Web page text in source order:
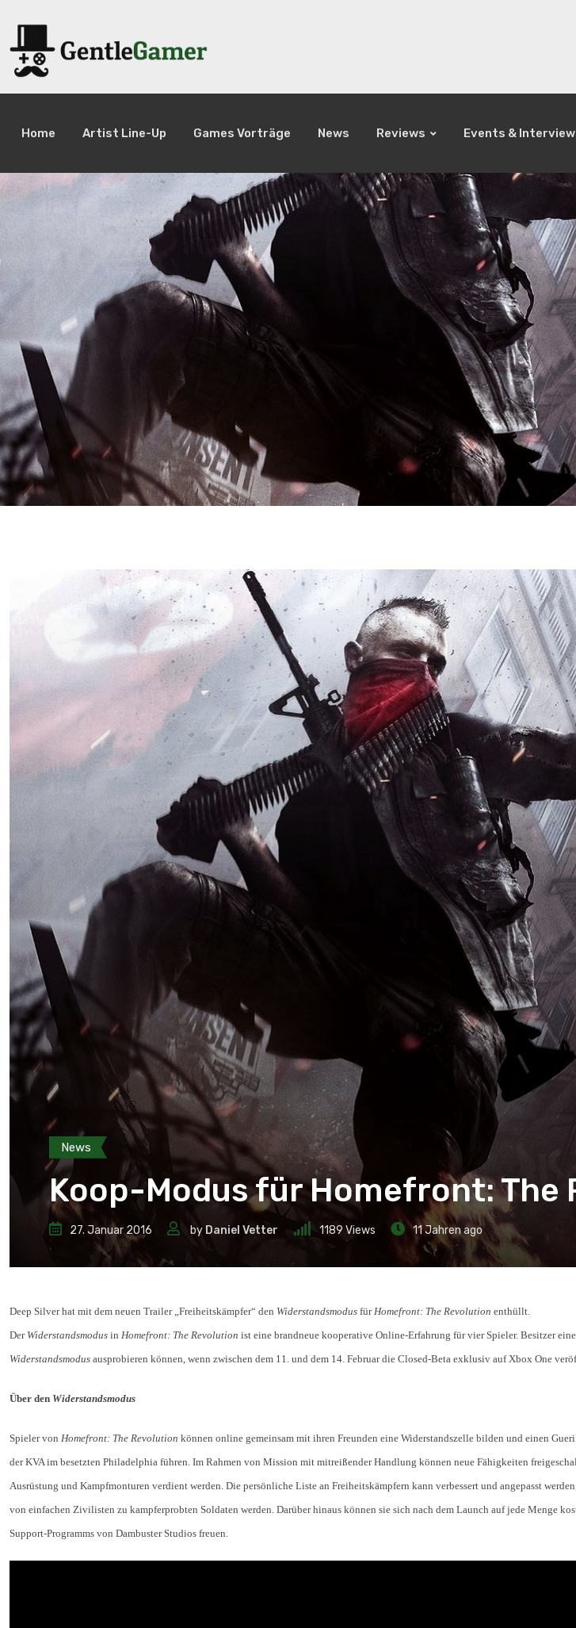
Home Artist Line-Up Games Vorträge News Reviews Events &
News
Koop-Modus für Homefront:
27. Januar 2016 by Daniel Vetter 1189 Views 11 Jahren ago
Deep Silver hat mit dem neuen Trailer „Freiheitskämpfer“ den Widerstandsmodus für Homefront: The Revolution enthüllt.
Der Widerstandsmodus in Homefront: The Revolution ist eine brandneue kooperative Online-Erfahrung für vier Spieler. Besitzer
Widerstandsmodus ausprobieren können, wenn zwischen dem 11. und dem 14. Februar die Closed-Beta exklusiv auf Xbox One
Über den Widerstandsmodus
Spieler von Homefront: The Revolution können online gemeinsam mit ihren Freunden eine Widerstandszelle bilden und einen
der KVA im besetzten Philadelphia führen. Im Rahmen von Mission mit mitreißender Handlung können neue Fähigkeiten
Ausrüstung und Kampfmonturen verdient werden. Die persönliche Liste an Freiheitskämpfern kann verbessert und angepasst
von einfachen Zivilisten zu kampferprobten Soldaten werden. Darüber hinaus können sie sich nach dem Launch auf jede Menge
Support-Programms von Dambuster Studios freuen.